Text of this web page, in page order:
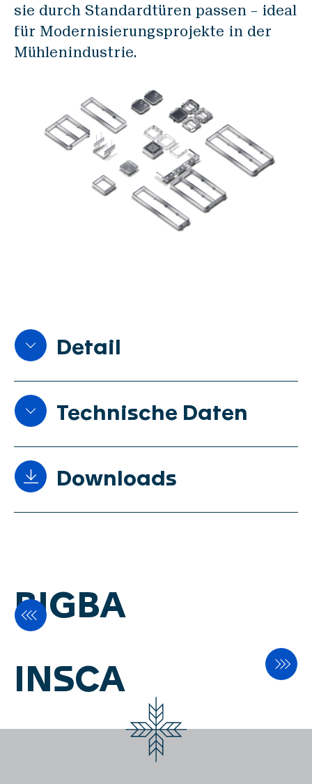
sie durch Standardtüren passen – ideal
für Modernisierungsprojekte in der
Mühlenindustrie.
Detail
Technische Daten
Downloads
BIGBA
INSCA